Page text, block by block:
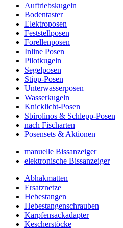
Auftriebskugeln
Bodentaster
Elektroposen
Feststellposen
Forellenposen
Inline Posen
Pilotkugeln
Segelposen
Stipp-Posen
Unterwasserposen
Wasserkugeln
Knicklicht-Posen
Sbirolinos & Schlepp-Posen
nach Fischarten
Posensets & Aktionen
manuelle Bissanzeiger
elektronische Bissanzeiger
Abhakmatten
Ersatznetze
Hebestangen
Hebestangenschrauben
Karpfensackadapter
Kescherstöcke